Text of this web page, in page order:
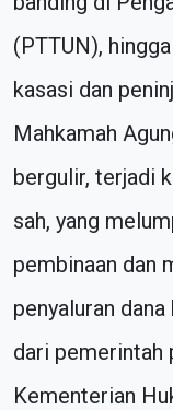
(PTTUN),
kasasi dan
Mahkamah
bergulir, terjadi
sah, yang
pembinaan dan
penyaluran
dari pemerintah
Kementerian